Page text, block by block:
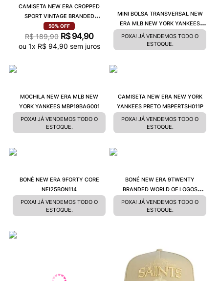
CAMISETA NEW ERA CROPPED
SPORT VINTAGE BRANDED
NEI25TSH038
50% OFF
R$ 189,90 R$ 94,90
ou 1x R$ 94,90 sem juros
MINI BOLSA TRANSVERSAL NEW
ERA MLB NEW YORK YANKEES
PRETA MBP19BAG006
POXA! JÁ VENDEMOS TODO O
ESTOQUE.
MOCHILA NEW ERA MLB NEW
YORK YANKEES MBP19BAG001
POXA! JÁ VENDEMOS TODO O
ESTOQUE.
CAMISETA NEW ERA NEW YORK
YANKEES PRETO MBPERTSH011P
POXA! JÁ VENDEMOS TODO O
ESTOQUE.
BONÉ NEW ERA 9FORTY CORE
NEI25BON114
POXA! JÁ VENDEMOS TODO O
ESTOQUE.
BONÉ NEW ERA 9TWENTY
BRANDED WORLD OF LOGOS
NEV25BON054
POXA! JÁ VENDEMOS TODO O
ESTOQUE.